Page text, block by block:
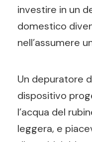
investire in un
domestico
nell’assumere
Un depuratore
dispositivo
l’acqua del
leggera, e